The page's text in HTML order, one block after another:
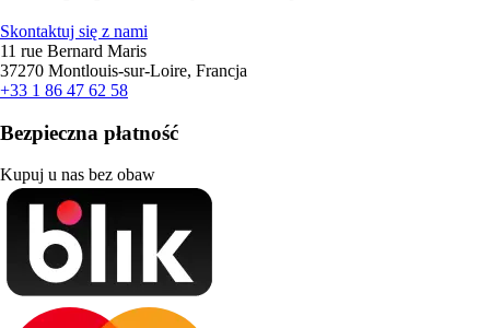
Skontaktuj się z nami
11 rue Bernard Maris
37270 Montlouis-sur-Loire, Francja
+33 1 86 47 62 58
Bezpieczna płatność
Kupuj u nas bez obaw